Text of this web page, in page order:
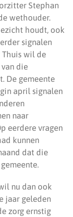
Stephan
wethouder.
houdt, ook
signalen
Thuis wil de
die
De gemeente
april signalen
naar
eerdere vragen
kunnen
dat die
nu dan ook
jaar geleden
zorg ernstig